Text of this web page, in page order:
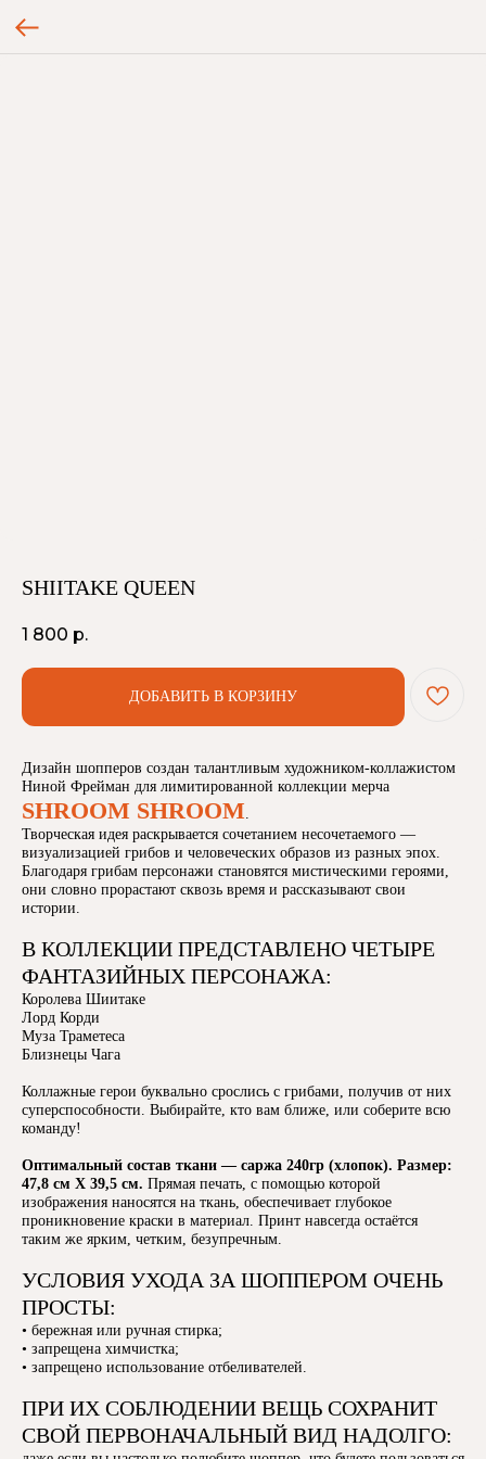
SHIITAKE QUEEN
1 800 р.
ДОБАВИТЬ В КОРЗИНУ
Дизайн шопперов создан талантливым художником-коллажистом
Ниной Фрейман для лимитированной коллекции мерча
SHROOM SHROOM
Творческая идея раскрывается сочетанием несочетаемого —
визуализацией грибов и человеческих образов из разных эпох.
Благодаря грибам персонажи становятся мистическими героями,
они словно прорастают сквозь время и рассказывают свои
истории.
В КОЛЛЕКЦИИ ПРЕДСТАВЛЕНО ЧЕТЫРЕ
ФАНТАЗИЙНЫХ ПЕРСОНАЖА:
Королева Шиитаке
Лорд Корди
Муза Траметеса
Близнецы Чага
Коллажные герои буквально срослись с грибами, получив от них
суперспособности. Выбирайте, кто вам ближе, или соберите всю
команду!
Оптимальный состав ткани — саржа 240гр (хлопок). Размер:
47,8 см Х 39,5 см. Прямая печать, с помощью которой
изображения наносятся на ткань, обеспечивает глубокое
проникновение краски в материал. Принт навсегда остаётся
таким же ярким, четким, безупречным.
УСЛОВИЯ УХОДА ЗА ШОППЕРОМ ОЧЕНЬ
ПРОСТЫ:
• бережная или ручная стирка;
• запрещена химчистка;
• запрещено использование отбеливателей.
ПРИ ИХ СОБЛЮДЕНИИ ВЕЩЬ СОХРАНИТ
СВОЙ ПЕРВОНАЧАЛЬНЫЙ ВИД НАДОЛГО: